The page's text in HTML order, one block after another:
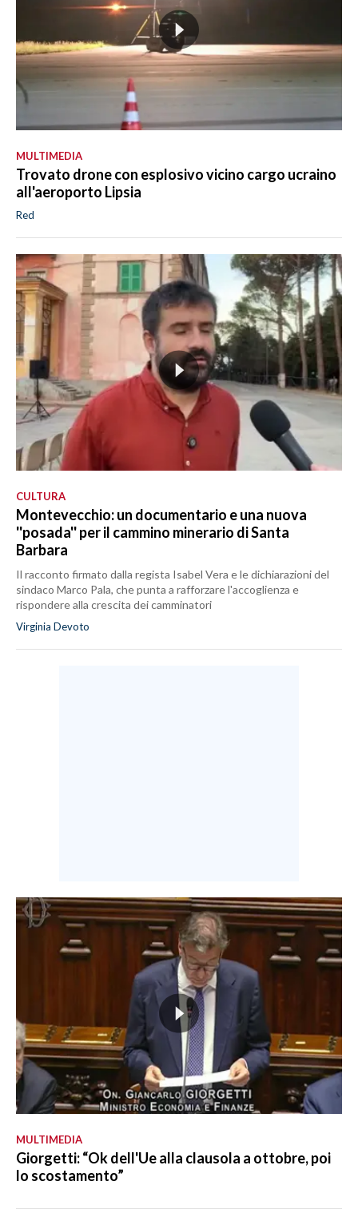
MULTIMEDIA
Trovato drone con esplosivo vicino cargo ucraino
all'aeroporto Lipsia
Red
CULTURA
Montevecchio: un documentario e una nuova
''posada'' per il cammino minerario di Santa
Barbara
Il racconto firmato dalla regista Isabel Vera e le dichiarazioni del
sindaco Marco Pala, che punta a rafforzare l'accoglienza e
rispondere alla crescita dei camminatori
Virginia Devoto
MULTIMEDIA
Giorgetti: “Ok dell'Ue alla clausola a ottobre, poi
lo scostamento”